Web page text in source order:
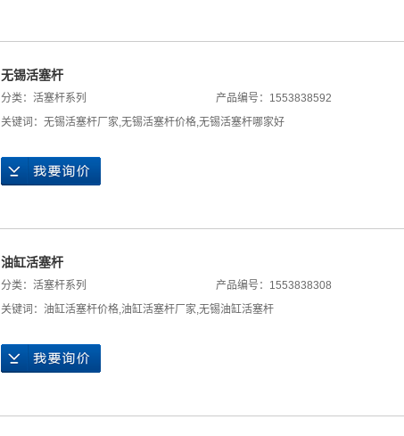
无锡活塞杆
分类： 活塞杆系列 产品编号：1553838592
关键词： 无锡活塞杆厂家,无锡活塞杆价格,无锡活塞杆哪家好
油缸活塞杆
分类： 活塞杆系列 产品编号：1553838308
关键词： 油缸活塞杆价格,油缸活塞杆厂家,无锡油缸活塞杆